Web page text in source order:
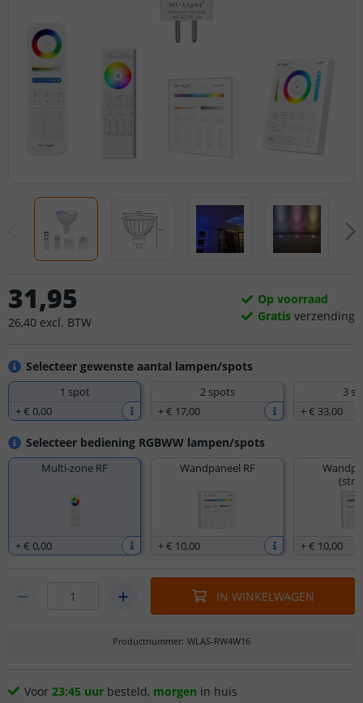
Selecteer gewenste aantal lampen/spots
1 spot
+€ 0,00
2 spots
+€ 17,00
3
+€ 33,00
Selecteer bediening RGBWW lampen/spots
Multi-zone RF
+€ 0,00
Wandpaneel RF
+€ 10,00 +€ 10,00
31,95
26,40 excl. BTW
Op voorraad
Gratis verzending
IN WINKELWAGEN
Productnummer: WLAS-RW4W16
Voor 23:45 uur besteld, morgen in huis